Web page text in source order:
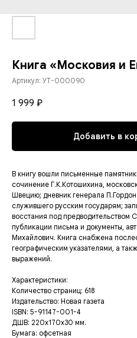
Книга «Московия и
Артикул: УТ-000090
1 999 ₽
Добавить в
В книгу вошли письменные
сочинение Г.К.Котошихина,
Швецию; дневник генерала
служившего русским государям;
восстания под предводительством
публикации письма и документы,
Михайлович. Книга снабжена
географическим указателями, а
выражений.
Характеристики:
Количество страниц: 618
Издательство: Новая газета
ISBN: 5-91147-001-4
ДШВ: 220x170x30 мм.
Бумага: офсетная